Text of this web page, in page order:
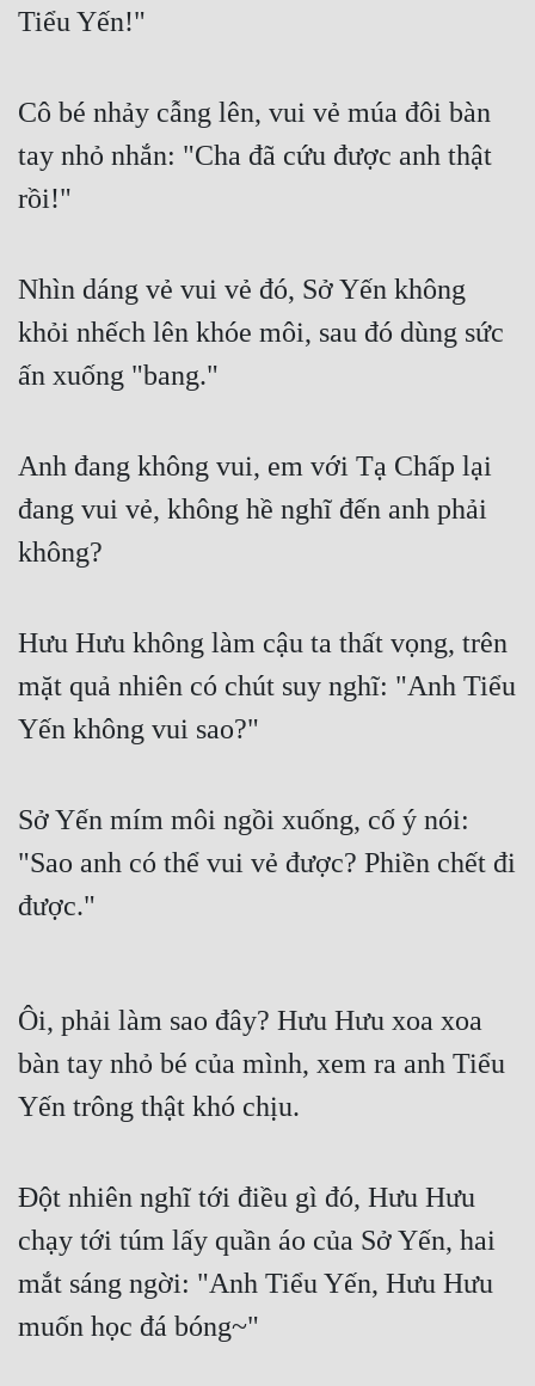
Tiểu Yến!"
Cô bé nhảy cẫng lên, vui vẻ múa đôi bàn
tay nhỏ nhắn: "Cha đã cứu được anh thật
rồi!"
Nhìn dáng vẻ vui vẻ đó, Sở Yến không
khỏi nhếch lên khóe môi, sau đó dùng sức
ấn xuống "bang."
Anh đang không vui, em với Tạ Chấp lại
đang vui vẻ, không hề nghĩ đến anh phải
không?
Hưu Hưu không làm cậu ta thất vọng, trên
mặt quả nhiên có chút suy nghĩ: "Anh Tiểu
Yến không vui sao?"
Sở Yến mím môi ngồi xuống, cố ý nói:
"Sao anh có thể vui vẻ được? Phiền chết đi
được."
Ôi, phải làm sao đây? Hưu Hưu xoa xoa
bàn tay nhỏ bé của mình, xem ra anh Tiểu
Yến trông thật khó chịu.
Đột nhiên nghĩ tới điều gì đó, Hưu Hưu
chạy tới túm lấy quần áo của Sở Yến, hai
mắt sáng ngời: "Anh Tiểu Yến, Hưu Hưu
muốn học đá bóng~"